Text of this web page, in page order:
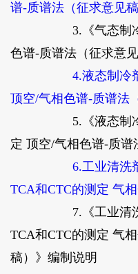
谱-质谱法（征求意见稿
3.《气态制冷剂
色谱-质谱法（征求意
4.液态制冷
顶空/气相色谱-质谱法
5.《液态制冷剂
定 顶空/气相色谱-质谱
6.工业清洗
TCA和CTC的测定 气
7.《工业清洗剂
TCA和CTC的测定 气
稿）》编制说明